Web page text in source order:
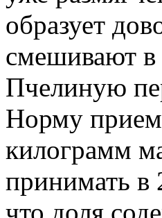
образует
смешивают
Пчелиную
Норму
килограмм
принимать в
что доля